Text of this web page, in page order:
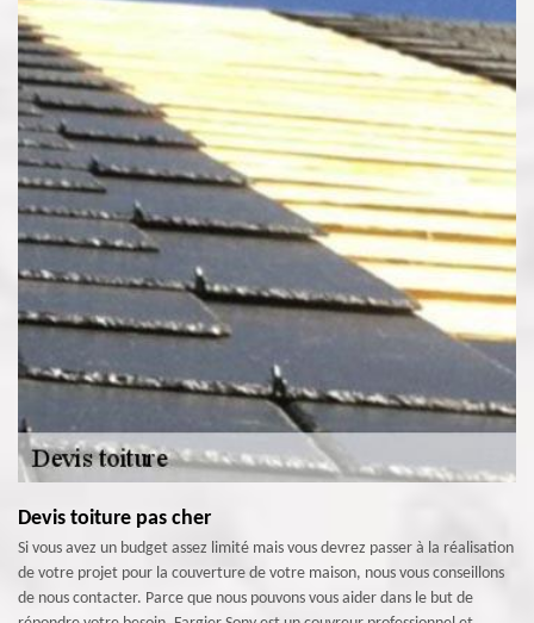
Devis toiture pas cher
Si vous avez un budget assez limité mais vous devrez passer à la réalisation
de votre projet pour la couverture de votre maison, nous vous conseillons
de nous contacter. Parce que nous pouvons vous aider dans le but de